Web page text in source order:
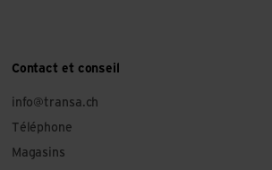
Contact et conseil
info@transa.ch
Téléphone
Magasins